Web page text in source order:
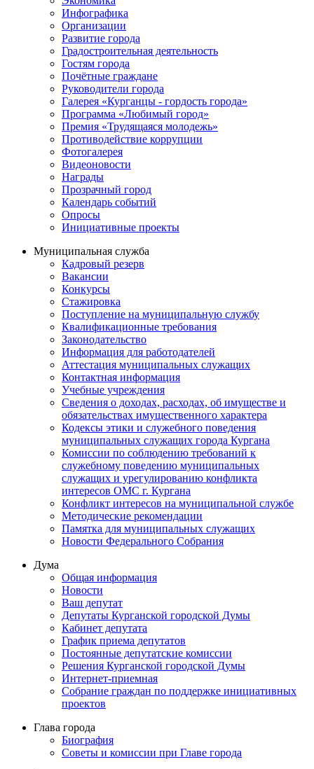
Инфографика
Организации
Развитие города
Градостроительная деятельность
Гостям города
Почётные граждане
Руководители города
Галерея «Курганцы - гордость города»
Программа «Любимый город»
Премия «Трудящаяся молодежь»
Противодействие коррупции
Фотогалерея
Видеоновости
Награды
Прозрачный город
Календарь событий
Опросы
Инициативные проекты
Муниципальная служба
Кадровый резерв
Вакансии
Конкурсы
Стажировка
Поступление на муниципальную службу
Квалификационные требования
Законодательство
Информация для работодателей
Аттестация муниципальных служащих
Контактная информация
Учебные учреждения
Сведения о доходах, расходах, об имуществе и
обязательствах имущественного характера
Кодексы этики и служебного поведения
муниципальных служащих города Кургана
Комиссии по соблюдению требований к
служебному поведению муниципальных
служащих и урегулированию конфликта
интересов ОМС г. Кургана
Конфликт интересов на муниципальной службе
Методические рекомендации
Памятка для муниципальных служащих
Новости Федерального Cобрания
Дума
Общая информация
Новости
Ваш депутат
Депутаты Курганской городской Думы
Кабинет депутата
График приема депутатов
Постоянные депутатские комиссии
Решения Курганской городской Думы
Интернет-приемная
Собрание граждан по поддержке инициативных
проектов
Глава города
Биография
Советы и комиссии при Главе города